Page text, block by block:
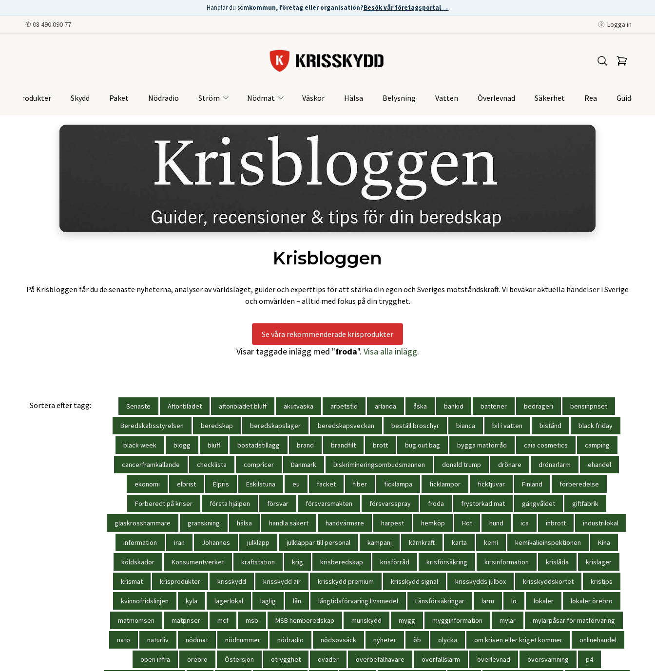
Handlar du somkommun, företag eller organisation?Besök vår företagsportal →
✆ 08 490 090 77 Logga in
Produkter Skydd Paket Nödradio Ström Nödmat Väskor Hälsa Belysning Vatten Överlevnad Säkerhet Rea Guider
Krisbloggen
På Krisbloggen får du de senaste nyheterna, analyser av världsläget, guider och experttips för att stärka din egen och Sveriges motståndskraft. Vi bevakar aktuella händelser i Sverige
och omvärlden – alltid med fokus på din trygghet.
Se våra rekommenderade krisprodukter
Visar taggade inlägg med "froda". Visa alla inlägg.
Sortera efter tagg: Senaste Aftonbladet aftonbladet bluff akutväska arbetstid arlanda åska bankid batterier bedrägeri bensinpriset
Beredskabsstyrelsen beredskap beredskapslager beredskapsveckan beställ broschyr bianca bil i vatten bistånd black friday
black week blogg bluff bostadstillägg brand brandfilt brott bug out bag bygga matförråd caia cosmetics camping
cancerframkallande checklista compricer Danmark Diskrimineringsombudsmannen donald trump drönare drönarlarm ehandel
ekonomi elbrist Elpris Eskilstuna eu facket fiber ficklampa ficklampor ficktjuvar Finland förberedelse
Forberedt på kriser första hjälpen försvar försvarsmakten försvarsspray froda frystorkad mat gängvåldet giftfabrik
glaskrosshammare granskning hälsa handla säkert handvärmare harpest hemköp Hot hund ica inbrott industrilokal
information iran Johannes julklapp julklappar till personal kampanj kärnkraft karta kemi kemikalieinspektionen Kina
köldskador Konsumentverket kraftstation krig krisberedskap krisförråd krisförsäkring krisinformation krislåda krislager
krismat krisprodukter krisskydd krisskydd air krisskydd premium krisskydd signal krisskydds julbox krisskyddskortet kristips
kvinnofridslinjen kyla lagerlokal laglig lån långtidsförvaring livsmedel Länsförsäkringar larm lo lokaler lokaler örebro
matmomsen matpriser mcf msb MSB hemberedskap munskydd mygg mygginformation mylar mylarpåsar för matförvaring
nato naturliv nödmat nödnummer nödradio nödsovsäck nyheter öb olycka om krisen eller kriget kommer onlinehandel
open infra örebro Östersjön otrygghet oväder överbefälhavare överfallslarm överlevnad översvämning p4